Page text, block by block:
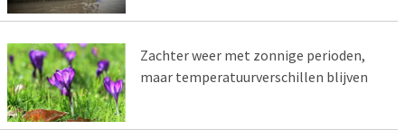
Zachter weer met zonnige perioden,
maar temperatuurverschillen blijven